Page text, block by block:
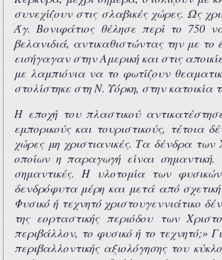
συνεχίζουν στις σλαβικές χώρες. Ως
Άγ. Βονιφάτιος θέλησε περί το 750
βελανιδιά, αντικαθιστώντας την με
εισήγαγαν στην Αμερική και στις
με λαμπιόνια να το φωτίζουν
στολίστηκε στη Ν. Υόρκη, στην
Η εποχή του πλαστικού
εμπορικούς και τουριστικούς,
χώρες μη χριστιανικές. Τα δένδρα
οποίων η παραγωγή είναι σημαντική.
σημαντικές. Η υλοτομία των
δενδρόφυτα μέρη και μετά από
Φυσικό ή τεχνητό χριστουγεννιάτικο
της εορταστικής περιόδου των
περιβάλλον, το φυσικό ή το τεχνητό;»
περιβαλλοντικής αξιολόγησης του